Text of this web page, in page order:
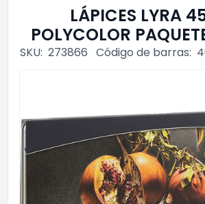
LÁPICES LYRA
POLYCOLOR
SKU: 273866 Código de barras: